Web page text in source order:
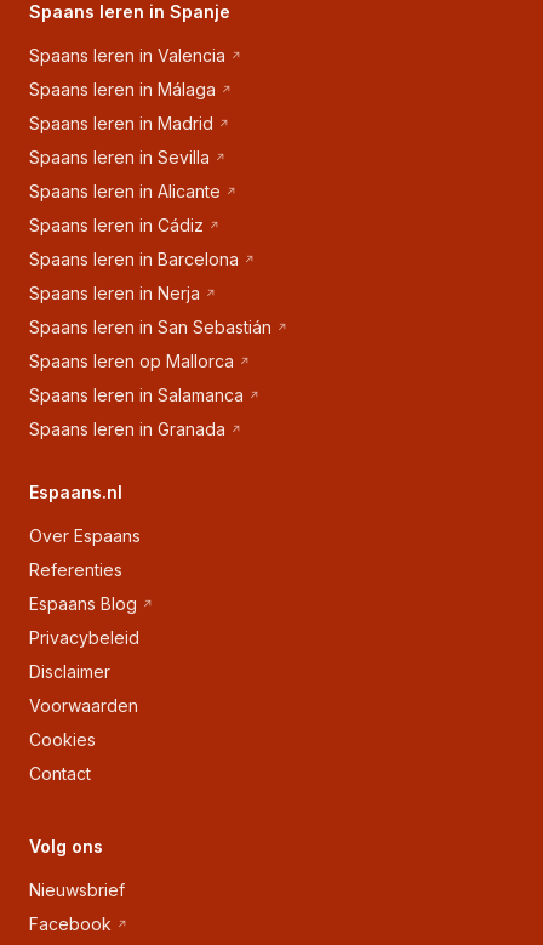
Spaans leren in Spanje
Spaans leren in Valencia
Spaans leren in Málaga
Spaans leren in Madrid
Spaans leren in Sevilla
Spaans leren in Alicante
Spaans leren in Cádiz
Spaans leren in Barcelona
Spaans leren in Nerja
Spaans leren in San Sebastián
Spaans leren op Mallorca
Spaans leren in Salamanca
Spaans leren in Granada
Espaans.nl
Over Espaans
Referenties
Espaans Blog
Privacybeleid
Disclaimer
Voorwaarden
Cookies
Contact
Volg ons
Nieuwsbrief
Facebook